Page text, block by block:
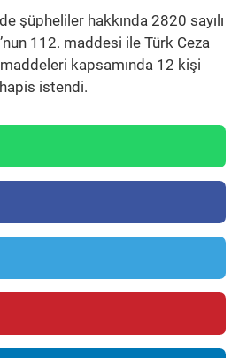
şüpheliler hakkında 2820 sayılı
112. maddesi ile Türk Ceza
kapsamında 12 kişi
istendi.